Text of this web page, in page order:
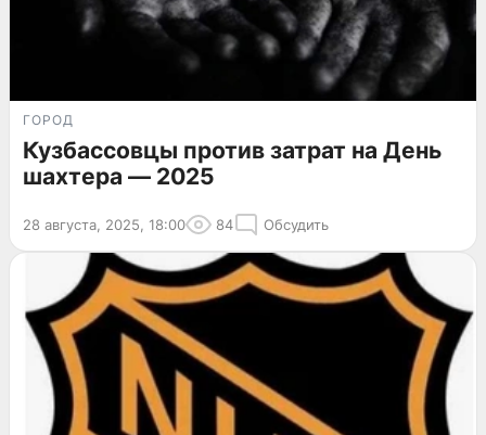
ГОРОД
Кузбассовцы против затрат на День
шахтера — 2025
28 августа, 2025, 18:00 84 Обсудить